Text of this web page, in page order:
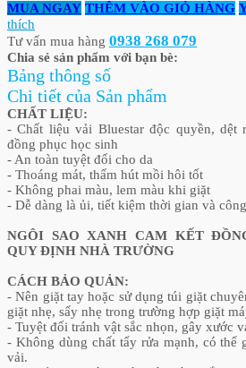
MUA NGAY THÊM VÀO GIỎ HÀNG
thích
Tư vấn mua hàng 0938 268 079
Chia sẻ sản phẩm với bạn bè:
Bảng thông số
Chi tiết của Sản phẩm
CHẤT LIỆU:
- Chất liệu vải Bluestar độc quyền, dệt
đồng phục học sinh
- An toàn tuyệt đối cho da
- Thoáng mát, thấm hút mồi hôi tốt
- Không phai màu, lem màu khi giặt
- Dễ dàng là ủi, tiết kiệm thời gian và
NGÔI SAO XANH CAM KẾT
QUY ĐỊNH NHÀ TRƯỜNG
CÁCH BẢO QUẢN:
- Nên giặt tay hoặc sử dụng túi giặt
giặt nhẹ, sấy nhẹ trong trường hợp giặt
- Tuyệt đối tránh vật sắc nhọn, gây xước
- Không dùng chất tẩy rửa mạnh, có thể
vải.